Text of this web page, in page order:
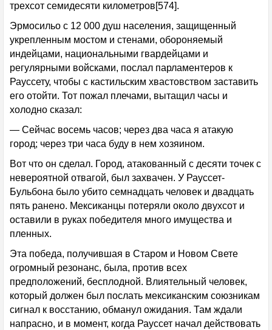
трехсот семидесяти километров[574].
Эрмосильо с 12 000 душ населения, защищенный
укрепленным мостом и стенами, обороняемый
индейцами, национальными гвардейцами и
регулярными войсками, послал парламентеров к
Рауссету, чтобы с кастильским хвастовством заставить
его отойти. Тот пожал плечами, вытащил часы и
холодно сказал:
— Сейчас восемь часов; через два часа я атакую
город; через три часа буду в нем хозяином.
Вот что он сделал. Город, атакованный с десяти точек с
невероятной отвагой, был захвачен. У Рауссет-
Бульбона было убито семнадцать человек и двадцать
пять ранено. Мексиканцы потеряли около двухсот и
оставили в руках победителя много имущества и
пленных.
Эта победа, получившая в Старом и Новом Свете
огромный резонанс, была, против всех
предположений, бесплодной. Влиятельный человек,
который должен был послать мексиканским союзникам
сигнал к восстанию, обманул ожидания. Там ждали
напрасно, и в момент, когда Рауссет начал действовать